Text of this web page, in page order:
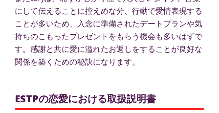
にして伝えることに控えめな分、行動で愛情表現する
ことが多いため、入念に準備されたデートプランや気
持ちのこもったプレゼントをもらう機会も多いはずで
す。感謝と共に愛に溢れたお返しをすることが良好な
関係を築くための秘訣になります。
ESTPの恋愛における取扱説明書